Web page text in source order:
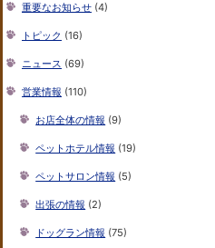
重要なお知らせ (4)
トピック (16)
ニュース (69)
営業情報 (110)
お店全体の情報 (9)
ペットホテル情報 (19)
ペットサロン情報 (5)
出張の情報 (2)
ドッグラン情報 (75)